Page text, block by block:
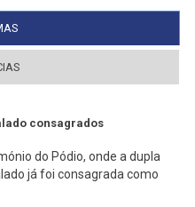
consagrados
do Pódio, onde a dupla
já foi consagrada como